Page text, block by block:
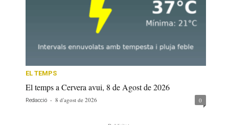
EL TEMPS
El temps a Cervera avui, 8 de Agost de 2026
Redacció - 8 d'agost de 2026 0